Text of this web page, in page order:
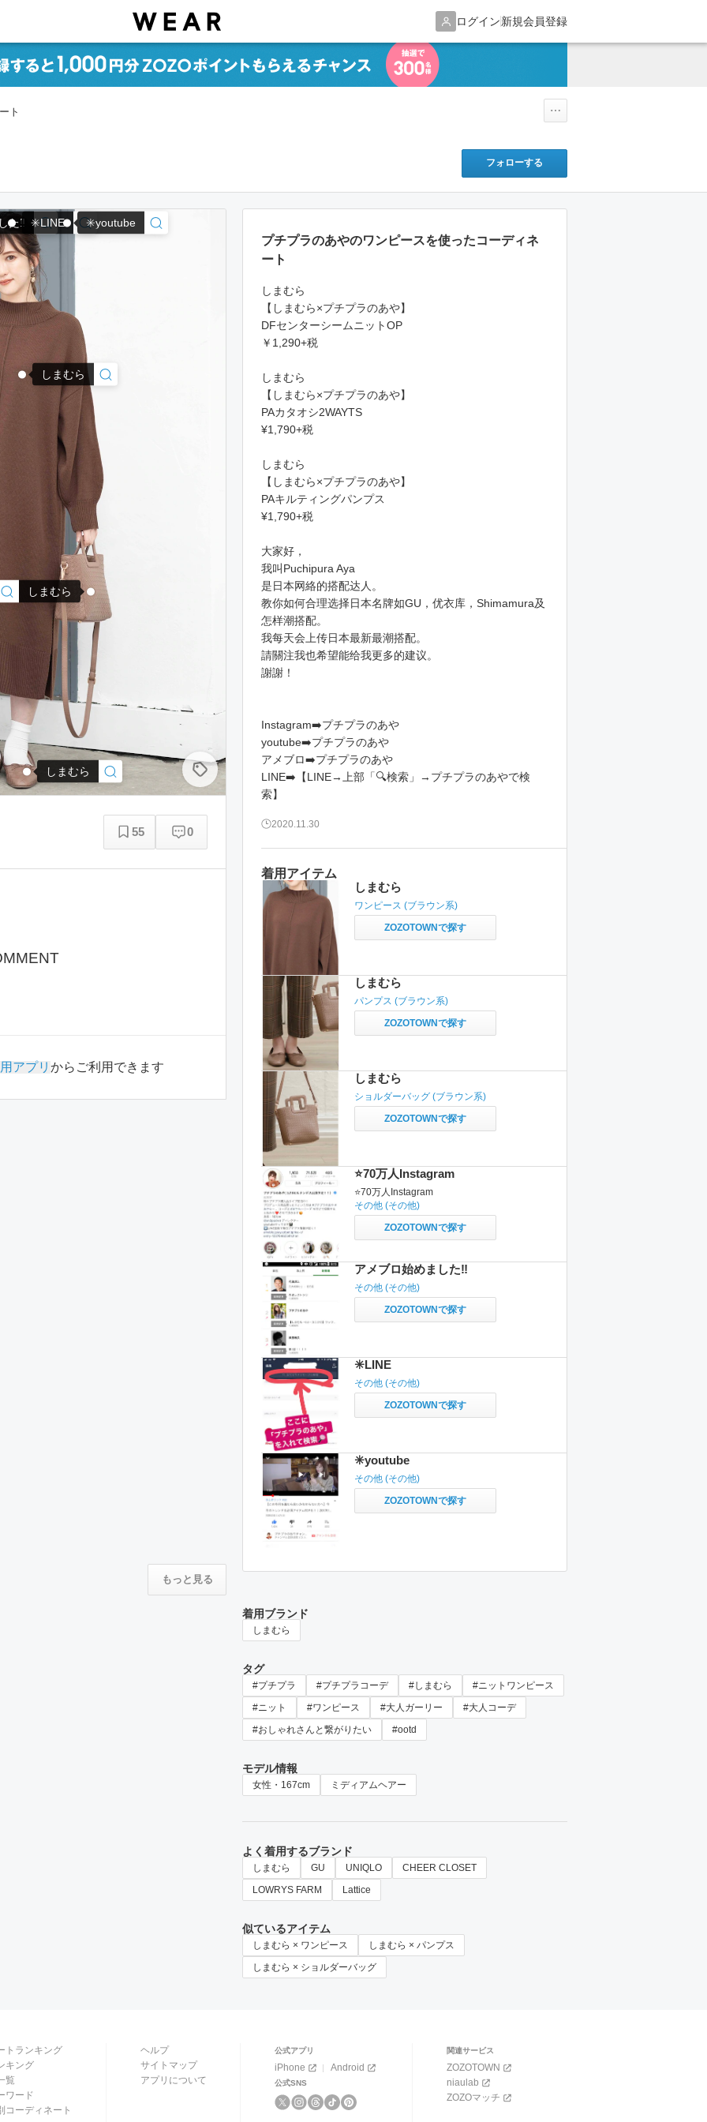
ログイン新規会員登録
ト
フォローする
しまむら
しまむら
しまむら
た‼️ ✳️LINE ✳️youtube
55 0
アプリ からご利用できます
着用アイテム
しまむら
ワンピース (ブラウン系)
ZOZOTOWNで探す
しまむら
パンプス (ブラウン系)
ZOZOTOWNで探す
しまむら
ショルダーバッグ (ブラウン系)
ZOZOTOWNで探す
⭐️70万人Instagram
⭐️70万人Instagram
その他 (その他)
ZOZOTOWNで探す
アメブロ始めました‼️
その他 (その他)
ZOZOTOWNで探す
✳️LINE
その他 (その他)
ZOZOTOWNで探す
✳️youtube
その他 (その他)
ZOZOTOWNで探す
プチプラのあやのワンピースを使ったコーディネ
ート
しまむら
【しまむら×プチプラのあや】
DFセンターシームニットOP
￥1,290+税
しまむら
【しまむら×プチプラのあや】
PAカタオシ2WAYTS
¥1,790+税
しまむら
【しまむら×プチプラのあや】
PAキルティングパンプス
¥1,790+税
大家好，
我叫Puchipura Aya
是日本网絡的搭配达人。
教你如何合理选择日本名牌如GU，优衣库，Shimamura及
怎样潮搭配。
我每天会上传日本最新最潮搭配。
請關注我也希望能给我更多的建议。
謝謝！
Instagram➡️プチプラのあや
youtube➡️プチプラのあや
アメブロ➡️プチプラのあや
LINE➡️【LINE→上部「🔍検索」→プチプラのあやで検
索】
2020.11.30
着用ブランド
しまむら
タグ
#プチプラ #プチプラコーデ #しまむら
#ニットワンピース
#ニット
#ワンピース #大人ガーリー
#大人コーデ
#おしゃれさんと繋がりたい
#ootd
モデル情報
女性・167cm ミディアムヘアー
よく着用するブランド
しまむら GU UNIQLO
CHEER CLOSET
LOWRYS FARM
Lattice
似ているアイテム
しまむら × ワンピース
しまむら × パンプス
しまむら × ショルダーバッグ
もっと見る
トランキング
キング
覧
ワード
コーディネート
ヘルプ
サイトマップ
アプリについて
公式アプリ
iPhone Android
公式SNS
関連サービス
ZOZOTOWN
niaulab
ZOZOマッチ